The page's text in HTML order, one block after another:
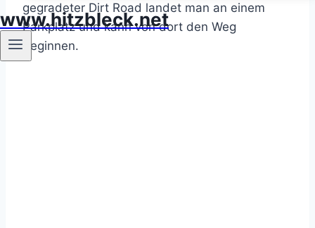
www.hitzbleck.net
gegradeter Dirt Road landet man an einem
Parkplatz und kann von dort den Weg
beginnen.